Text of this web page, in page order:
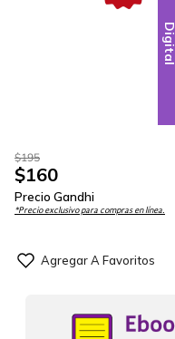
Digital
$195
$160
Precio Gandhi
*Precio exclusivo para compras en línea.